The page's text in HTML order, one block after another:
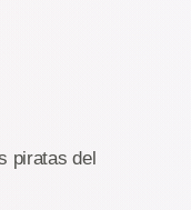
piratas del